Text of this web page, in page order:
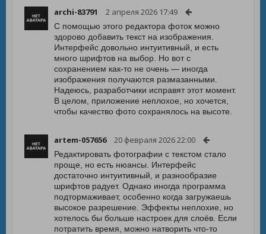
archi-83791 2 апреля 2026 17:49
С помощью этого редактора фоток можно
здорово добавить текст на изображения.
Интерфейс довольно интуитивный, и есть
много шрифтов на выбор. Но вот с
сохранением как-то не очень — иногда
изображения получаются размазанными.
Надеюсь, разработчики исправят этот момент.
В целом, приложение неплохое, но хочется,
чтобы качество фото сохранялось на высоте.
artem-057656 20 февраля 2026 22:00
Редактировать фотографии с текстом стало
проще, но есть нюансы. Интерфейс
достаточно интуитивный, и разнообразие
шрифтов радует. Однако иногда программа
подтормаживает, особенно когда загружаешь
высокое разрешение. Эффекты неплохие, но
хотелось бы больше настроек для слоёв. Если
потратить время, можно натворить что-то